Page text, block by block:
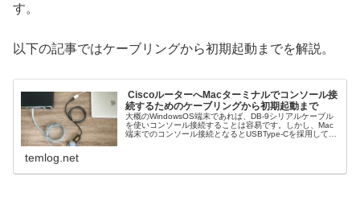
す。
以下の記事ではケーブリングから初期起動までを解説。
​ CiscoルーターへMacターミナルでコンソール接
続するためのケーブリングから初期起動まで
大概のWindowsOS端末であれば、DB-9シリアルケーブル
を使いコンソール接続することは容易です。しかし、Mac
端末でのコンソール接続となるとUSBType-Cを採用してい
temlog.net